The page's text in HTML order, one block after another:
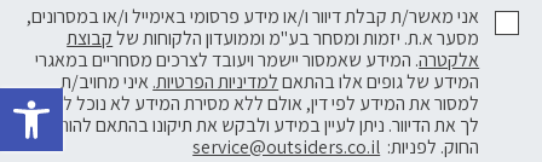
אני מאשר/ת קבלת דיוור ו/או מידע פרסומי באימייל ו/או במסרונים,
מסער א.ת. יזמות ומסחר בע"מ וממועדון הלקוחות שלקבוצת
אלקטרה. המידע שאמסור יישמר ויעובד לצרכים מסחריים במאגרי
המידע של גופים אלו בהתאםלמדיניות הפרטיות. איני מחויב/ת
למסור את המידע לפי דין, אולם ללא מסירת המידע לא נוכל לשלוח
לך את הדיוור. ניתן לעיין במידע ולבקש את תיקונו בהתאם להוראות
החוק. לפניות: service@outsiders.co.il